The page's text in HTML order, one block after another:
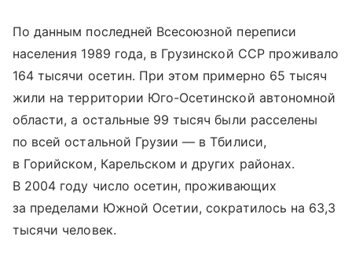
По данным последней Всесоюзной переписи
населения 1989 года, в Грузинской ССР проживало
164 тысячи осетин. При этом примерно 65 тысяч
жили на территории Юго-Осетинской автономной
области, а остальные 99 тысяч были расселены
по всей остальной Грузии — в Тбилиси,
в Горийском, Карельском и других районах.
В 2004 году число осетин, проживающих
за пределами Южной Осетии, сократилось на 63,3
тысячи человек.